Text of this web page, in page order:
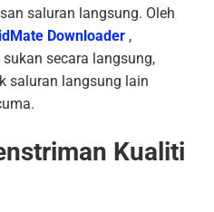
saluran langsung. Oleh
Downloader ,
secara langsung,
saluran langsung lain
Kualiti